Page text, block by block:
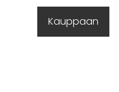
Kauppaan